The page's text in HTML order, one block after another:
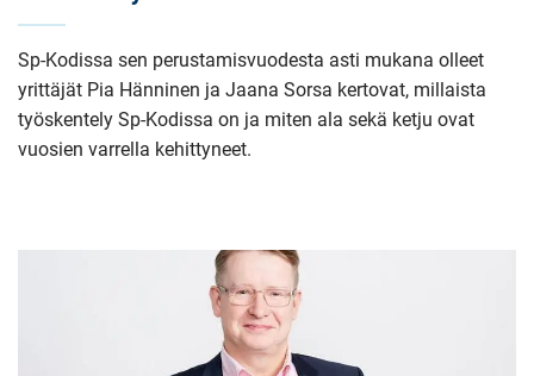
Sp-Kodissa sen perustamisvuodesta asti mukana olleet
yrittäjät Pia Hänninen ja Jaana Sorsa kertovat, millaista
työskentely Sp-Kodissa on ja miten ala sekä ketju ovat
vuosien varrella kehittyneet.